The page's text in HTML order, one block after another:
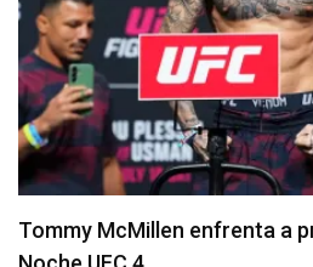
Así (de mal) luce el Main Card